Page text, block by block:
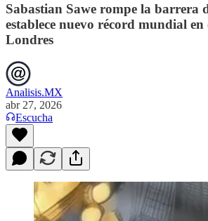
Sabastian Sawe rompe la barrera
establece nuevo récord mundial
Londres
Analisis.MX
abr 27, 2026
Escucha